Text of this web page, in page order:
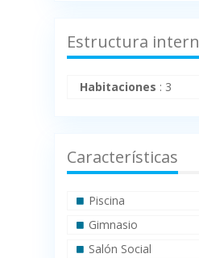
Estructura
Habitaciones : 3
Características
Piscina
Gimnasio
Salón Social